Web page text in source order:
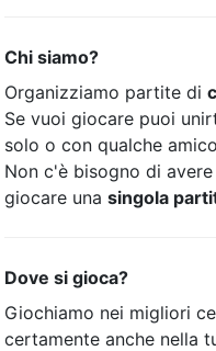
Chi siamo?
Organizziamo partite di
Se vuoi giocare puoi
solo o con qualche
Non c'è bisogno di
giocare una singola
Dove si gioca?
Giochiamo nei migliori
certamente anche nella